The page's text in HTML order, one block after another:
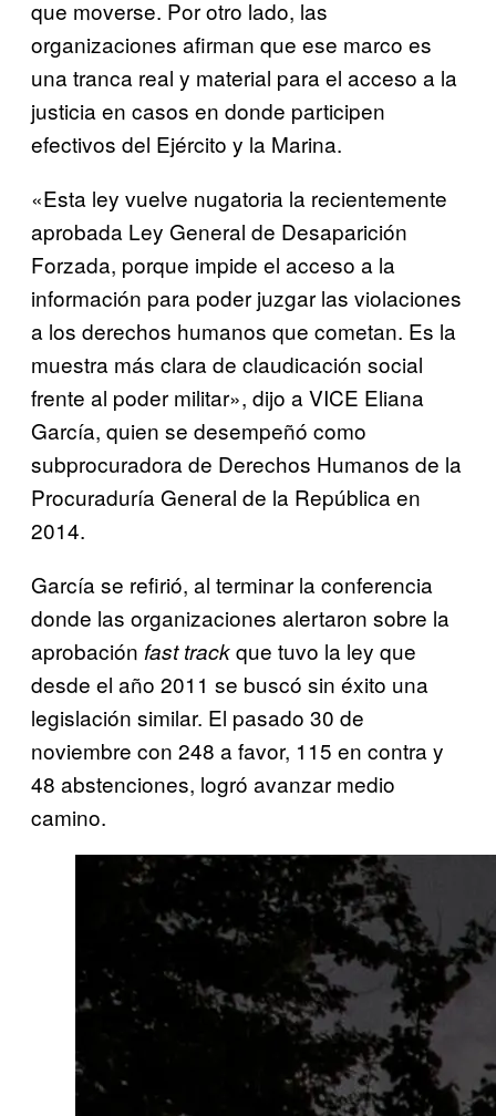
que moverse. Por otro lado, las
organizaciones afirman que ese marco es
una tranca real y material para el acceso a la
justicia en casos en donde participen
efectivos del Ejército y la Marina.
«Esta ley vuelve nugatoria la recientemente
aprobada Ley General de Desaparición
Forzada, porque impide el acceso a la
información para poder juzgar las violaciones
a los derechos humanos que cometan. Es la
muestra más clara de claudicación social
frente al poder militar», dijo a VICE Eliana
García, quien se desempeñó como
subprocuradora de Derechos Humanos de la
Procuraduría General de la República en
2014.
García se refirió, al terminar la conferencia
donde las organizaciones alertaron sobre la
aprobación fast trackque tuvo la ley que
desde el año 2011 se buscó sin éxito una
legislación similar. El pasado 30 de
noviembre con 248 a favor, 115 en contra y
48 abstenciones, logró avanzar medio
camino.